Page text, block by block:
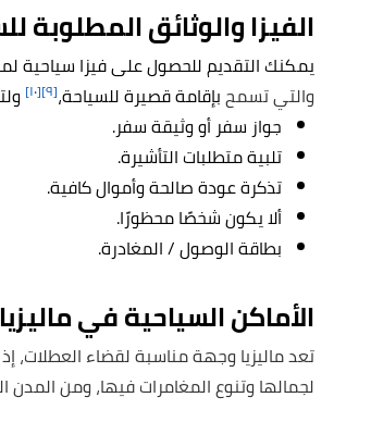
الفيزا والوثائق المطلوبة
يمكنك التقديم للحصول على فيزا سياحية
والتي تسمحبإقامة قصيرة للسياحة،[٩] [١٠]
جواز سفر أو وثيقة سفر.
تلبية متطلبات التأشيرة.
تذكرة عودة صالحة وأموال كافية.
ألا يكون شخصًا محظورًا.
بطاقة الوصول / المغادرة.
الأماكن السياحية في ماليزيا
تعد ماليزيا وجهة مناسبة لقضاء العطلات،
لجمالها وتنوع المغامرات فيها، ومن المدن